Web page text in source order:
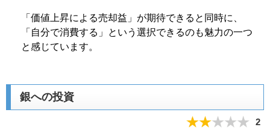
「価値上昇による売却益」が期待できると同時に、
「自分で消費する」という選択できるのも魅力の一つ
と感じています。
銀への投資
2